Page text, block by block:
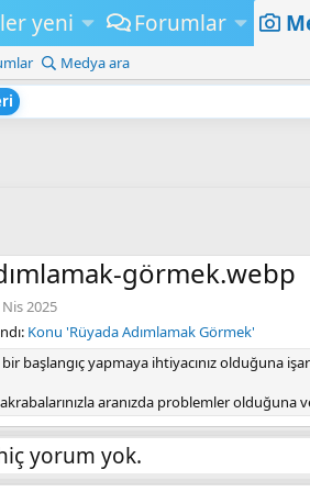
yeni Forumlar
Medya ara
görmek.webp
2025
Konu 'Rüyada Adımlamak Görmek'
başlangıç yapmaya ihtiyacınız olduğuna
aranızda problemler
yorum yok.